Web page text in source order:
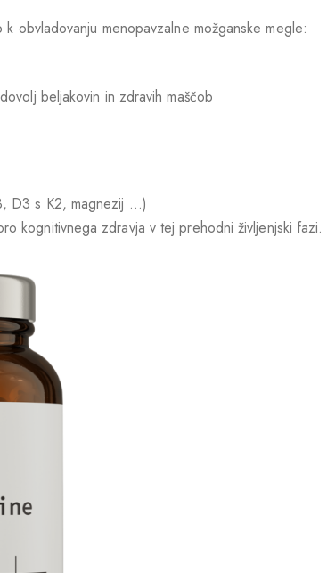
obvladovanju menopavzalne možganske megle:
beljakovin in zdravih maščob
D3 s K2, magnezij …)
kognitivnega zdravja v tej prehodni življenjski fazi.